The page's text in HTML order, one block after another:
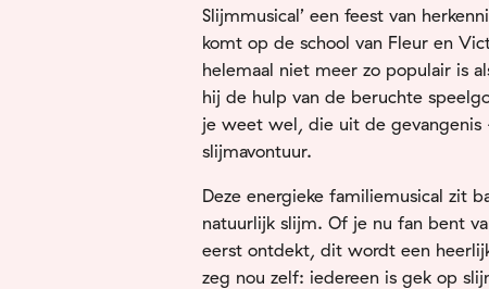
Slijmmusical’ een feest van
komt op de school van Fleur en
helemaal niet meer zo populair is
hij de hulp van de beruchte
je weet wel, die uit de
slijmavontuur.
Deze energieke familiemusical zit
natuurlijk slijm. Of je nu fan bent
eerst ontdekt, dit wordt een
zeg nou zelf: iedereen is gek op